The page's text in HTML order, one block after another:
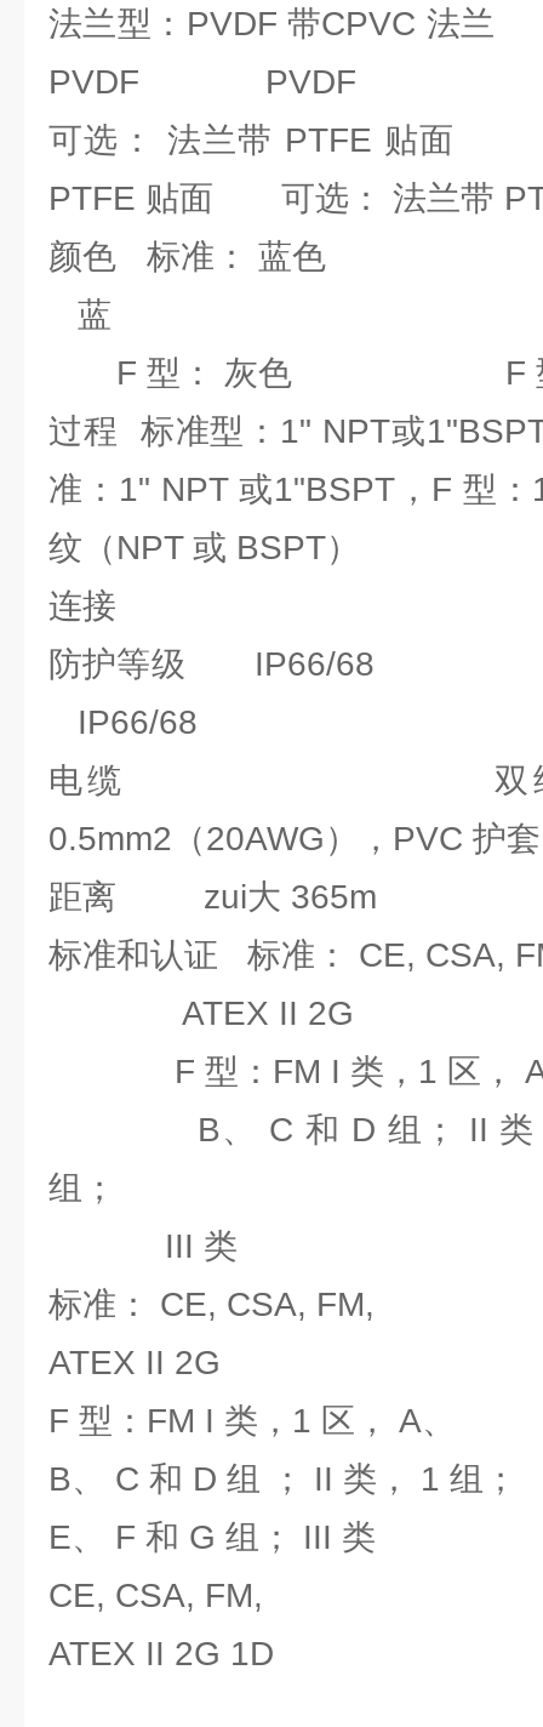
法兰型：PVDF 带CPVC
PVDF PVDF
可选： 法兰带 PTFE 贴
PTFE 贴面 可选： 法兰带
颜色 标准： 蓝色
蓝
F 型： 灰色 F 型
过程 标准型：1" NPT或
准：1" NPT 或1"BSPT，F 型
纹（NPT 或 BSPT）
连接
防护等级 IP66/
IP66/68
电缆 双绞/ 编织
0.5mm2（20AWG），PVC 护套
距离 zui大 365m
标准和认证 标准： CE, CSA,
ATEX II 2G
F 型：FM I 类，1 区，
B、 C 和 D 组； II 类，
组；
III 类
标准： CE, CSA, FM,
ATEX II 2G
F 型：FM I 类，1 区， A、
B、 C 和 D 组 ； II 类， 1 组；
E、 F 和 G 组； III 类
CE, CSA, FM,
ATEX II 2G 1D